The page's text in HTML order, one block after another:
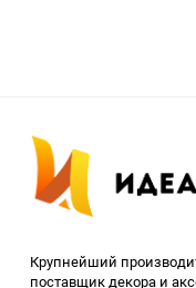
Крупнейший
поставщик декора и